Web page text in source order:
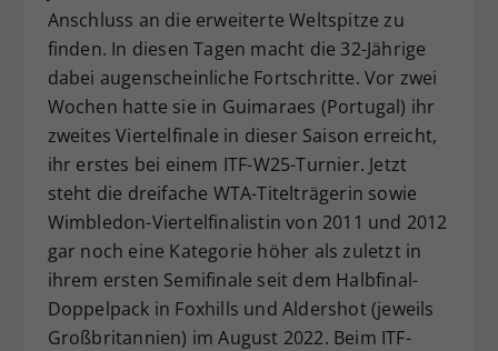
Anschluss an die erweiterte Weltspitze zu
finden. In diesen Tagen macht die 32-Jährige
dabei augenscheinliche Fortschritte. Vor zwei
Wochen hatte sie in Guimaraes (Portugal) ihr
zweites Viertelfinale in dieser Saison erreicht,
ihr erstes bei einem ITF-W25-Turnier. Jetzt
steht die dreifache WTA-Titelträgerin sowie
Wimbledon-Viertelfinalistin von 2011 und 2012
gar noch eine Kategorie höher als zuletzt in
ihrem ersten Semifinale seit dem Halbfinal-
Doppelpack in Foxhills und Aldershot (jeweils
Großbritannien) im August 2022. Beim ITF-
Zweck
Dieser Wert speichert Ihre Consent-
Einstellungen. Unter anderem eine
zufällig generierte ID, für die
historische Speicherung Ihrer
vorgenommen Einstellungen, falls der
Webseiten-Betreiber dies eingestellt
hat.